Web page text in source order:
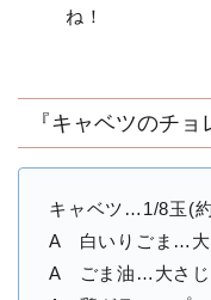
ね！
『キャベツのチ
キャベツ…1/8玉(
A 白いりごま…大
A ごま油…大さじ